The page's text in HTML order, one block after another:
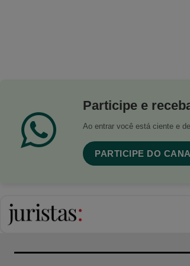
Participe e
Ao entrar você está ciente e
PARTICIPE DO